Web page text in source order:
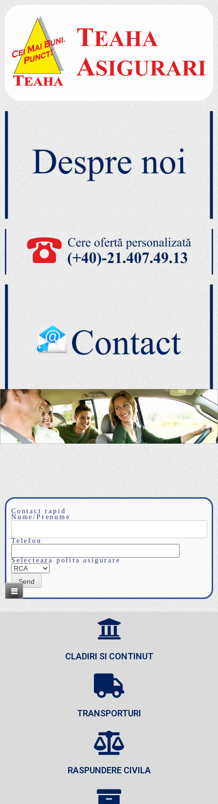
Contact rapid
Nume/Prenume
Telefon
Selecteaza polita asigurare
CLADIRI SI CONTINUT
TRANSPORTURI
RASPUNDERE CIVILA